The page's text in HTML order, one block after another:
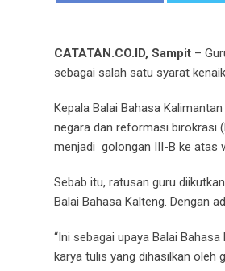
CATATAN.CO.ID, Sampit –
sebagai salah satu syarat
Kepala Balai Bahasa
negara dan reformasi birokrasi
menjadi golongan III-B ke atas
Sebab itu, ratusan guru
Balai Bahasa Kalteng. Dengan
“Ini sebagai upaya Balai
karya tulis yang dihasilkan oleh